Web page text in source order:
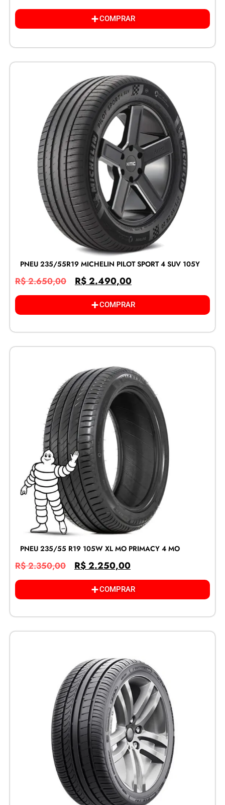
COMPRAR
PNEU 235/55R19 MICHELIN PILOT SPORT 4 SUV 105Y
R$2.650,00 R$2.490,00
COMPRAR
PNEU 235/55 R19 105W XL MO PRIMACY 4 MO
R$2.350,00 R$2.250,00
COMPRAR